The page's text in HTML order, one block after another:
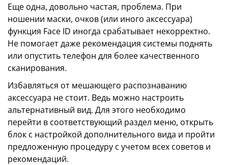
Еще одна, довольно частая, проблема. При
ношении маски, очков (или иного аксессуара)
функция Face ID иногда срабатывает некорректно.
Не помогает даже рекомендация системы поднять
или опустить телефон для более качественного
сканирования.
Избавляться от мешающего распознаванию
аксессуара не стоит. Ведь можно настроить
альтернативный вид. Для этого необходимо
перейти в соответствующий раздел меню, открыть
блок с настройкой дополнительного вида и пройти
предложенную процедуру с учетом всех советов и
рекомендаций.